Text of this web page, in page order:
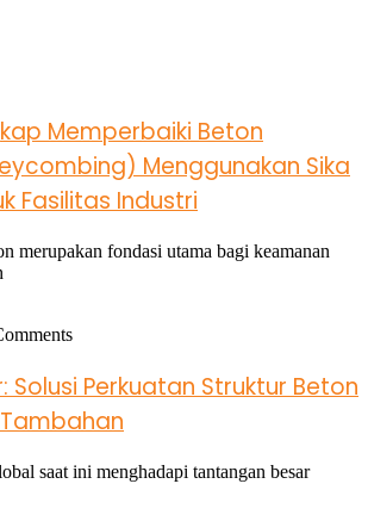
Memperbaiki Beton
Menggunakan Sika
Fasilitas Industri
merupakan fondasi utama bagi keamanan
Solusi Perkuatan Struktur Beton
saat ini menghadapi tantangan besar